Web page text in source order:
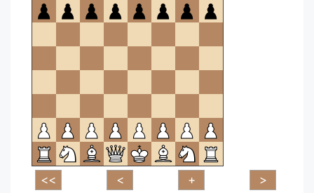
openen.